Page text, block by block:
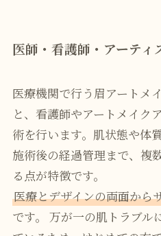
医師・看護師・アーティ
医療機関で行う眉アートメ
と、看護師やアートメイク
術を行います。肌状態や体
施術後の経過管理まで、複
る点が特徴です。
医療とデザインの両面から
です。 万が一の肌トラブル